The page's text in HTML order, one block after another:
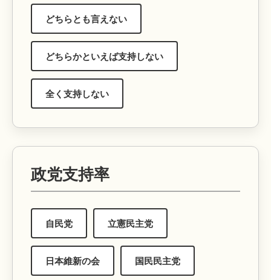
どちらとも言えない
どちらかといえば支持しない
全く支持しない
政党支持率
自民党 立憲民主党
日本維新の会 国民民主党